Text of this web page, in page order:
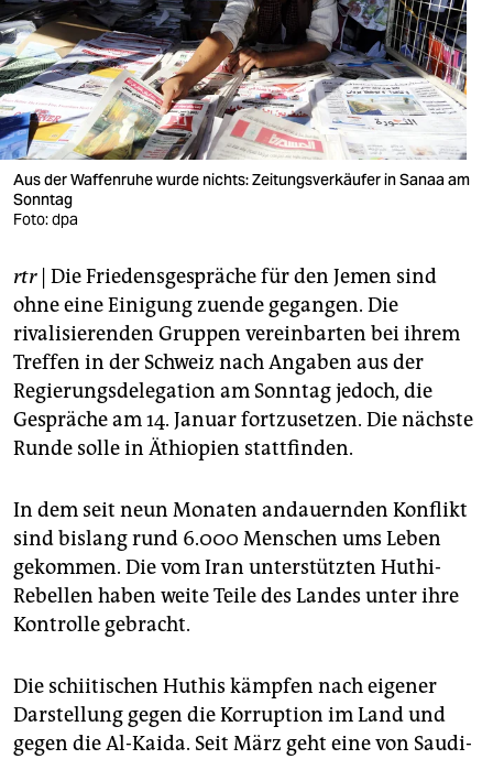
nord
wahrheit
verlag
verlag
veranstaltungen
fragen & hilfe
unterstützen
abo
genossenschaft
Aus der Waffenruhe wurde nichts: Zeitungsverkäufer in Sanaa am
Sonntag
Foto: dpa
rtr| Die Friedensgespräche für den Jemen sind
ohne eine Einigung zuende gegangen. Die
rivalisierenden Gruppen vereinbarten bei ihrem
Treffen in der Schweiz nach Angaben aus der
Regierungsdelegation am Sonntag jedoch, die
Gespräche am 14. Januar fortzusetzen. Die nächste
Runde solle in Äthiopien stattfinden.
In dem seit neun Monaten andauernden Konflikt
sind bislang rund 6.000 Menschen ums Leben
gekommen. Die vom Iran unterstützten Huthi-
Rebellen haben weite Teile des Landes unter ihre
Kontrolle gebracht.
Die schiitischen Huthis kämpfen nach eigener
Darstellung gegen die Korruption im Land und
gegen die Al-Kaida. Seit März geht eine von Saudi-